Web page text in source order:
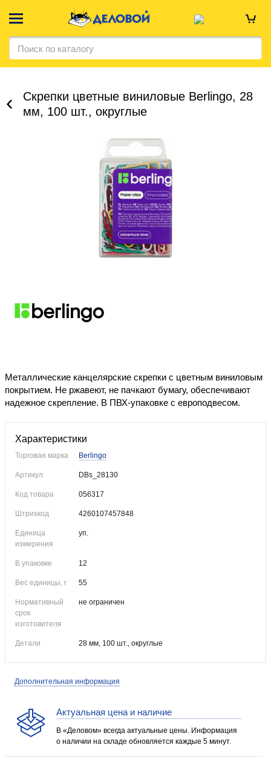
Скрепки цветные виниловые Berlingo, 28
мм, 100 шт., округлые
Уже купили
Металлические канцелярские скрепки с цветным виниловым
покрытием. Не ржавеют, не пачкают бумагу, обеспечивают
надежное скрепление. В ПВХ-упаковке с европодвесом.
Характеристики
Торговая марка Berlingo
Артикул DBs_28130
Код товара 056317
Штрихкод 4260107457848
Единица
измерения
уп.
В упаковке 12
Вес единицы, г 55
Нормативный
срок
изготовителя
не ограничен
Детали 28 мм, 100 шт., округлые
Дополнительная информация
Актуальная цена и наличие
В «Деловом» всегда актуальные цены. Информация
о наличии на складе обновляется каждые 5 минут.